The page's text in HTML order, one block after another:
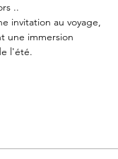
..
invitation au voyage,
une immersion
l'été.